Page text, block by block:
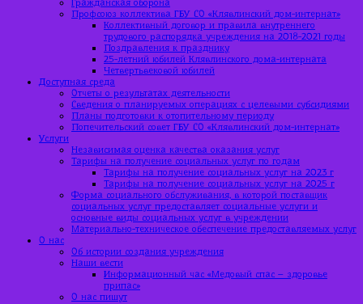
Гражданская оборона
Профсоюз коллектива ГБУ СО «Клявлинский дом-интернат»
Коллективный договор и правила внутреннего
трудового распорядка учреждения на 2018-2021 годы
Поздравления к празднику
25-летний юбилей Клявлинского дома-интерната
Четвертьвековой юбилей
Доступная среда
Отчеты о результатах деятельности
Сведения о планируемых операциях с целевыми субсидиями
Планы подготовки к отопительному периоду
Попечительский совет ГБУ СО «Клявлинский дом-интернат»
Услуги
Независимая оценка качества оказания услуг
Тарифы на получение социальных услуг по годам
Тарифы на получение социальных услуг на 2023 г
Тарифы на получение социальных услуг на 2025 г
Форма социального обслуживания, в которой поставщик
социальных услуг предоставляет социальные услуги и
основные виды социальных услуг в учреждении
Материально-техническое обеспечение предоставляемых услуг
О нас
Об истории создания учреждения
Наши вести
Информационный час «Медовый спас – здоровье
припас»
О нас пишут